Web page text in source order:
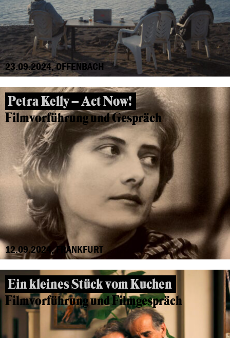
23.09.2024, OFFENBACH
Petra Kelly – Act Now!
Filmvorführung und Gespräch
12.09.2024, FRANKFURT
Ein kleines Stück vom Kuchen
Filmvorführung und Filmgespräch